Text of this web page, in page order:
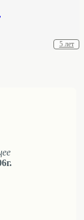
5 лет